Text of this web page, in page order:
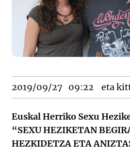
2019/09/27 09:22 eta
Euskal Herriko Sexu
“SEXU HEZIKETAN
HEZKIDETZA ETA